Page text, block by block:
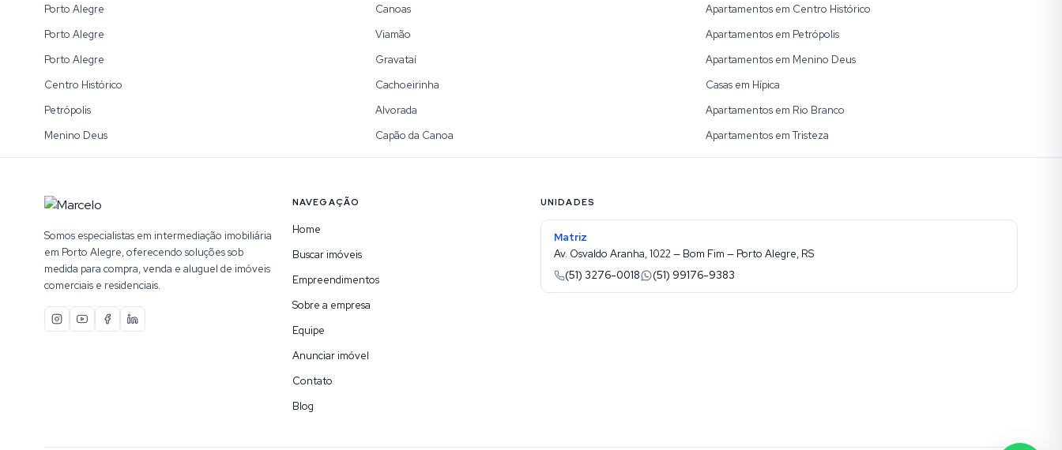
Porto Alegre
Porto Alegre
Porto Alegre
Centro Histórico
Petrópolis
Menino Deus
Canoas
Viamão
Gravataí
Cachoeirinha
Alvorada
Capão da Canoa
Apartamentos em Centro Histórico
Apartamentos em Petrópolis
Apartamentos em Menino Deus
Casas em Hípica
Apartamentos em Rio Branco
Apartamentos em Tristeza
Somos especialistas em intermediação imobiliária
em Porto Alegre, oferecendo soluções sob
medida para compra, venda e aluguel de imóveis
comerciais e residenciais.
NAVEGAÇÃO
Home
Buscar imóveis
Empreendimentos
Sobre a empresa
Equipe
Anunciar imóvel
Contato
Blog
UNIDADES
Matriz
Av. Osvaldo Aranha, 1022 — Bom Fim — Porto Alegre, RS
(51) 3276-0018
(51) 99176-9383